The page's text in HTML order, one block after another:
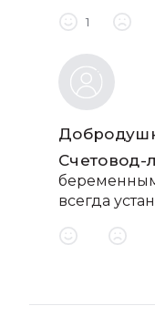
1
Счетовод-
всегда